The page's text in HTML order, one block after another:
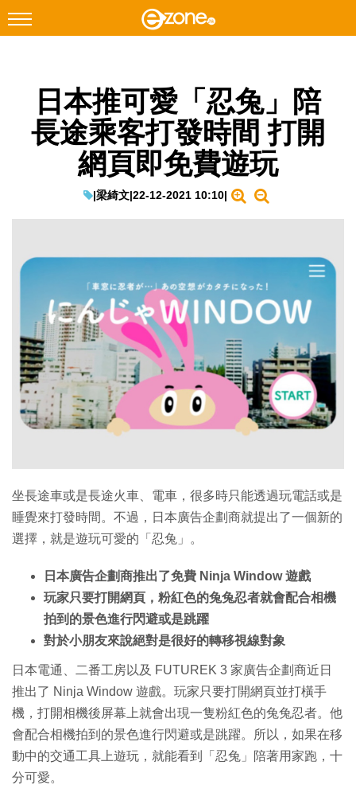
Facebook Instagram
科技焦點
教學評測
生成式AI與雲端應用
Enterprise Digital Transformation
特集
日本推可愛「忍兔」陪
長途乘客打發時間 打開
網頁即免費遊玩
|梁綺文|22-12-2021 10:10|
坐長途車或是長途火車、電車，很多時只能透過玩電話或是
睡覺來打發時間。不過，日本廣告企劃商就提出了一個新的
選擇，就是遊玩可愛的「忍兔」。
日本廣告企劃商推出了免費 Ninja Window 遊戲
玩家只要打開網頁，粉紅色的兔兔忍者就會配合相機
拍到的景色進行閃避或是跳躍
對於小朋友來說絕對是很好的轉移視線對象
日本電通、二番工房以及 FUTUREK 3 家廣告企劃商近日
推出了 Ninja Window 遊戲。玩家只要打開網頁並打橫手
機，打開相機後屏幕上就會出現一隻粉紅色的兔兔忍者。他
會配合相機拍到的景色進行閃避或是跳躍。所以，如果在移
動中的交通工具上遊玩，就能看到「忍兔」陪著用家跑，十
分可愛。